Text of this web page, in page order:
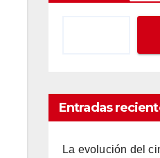
Entradas
La evolución del